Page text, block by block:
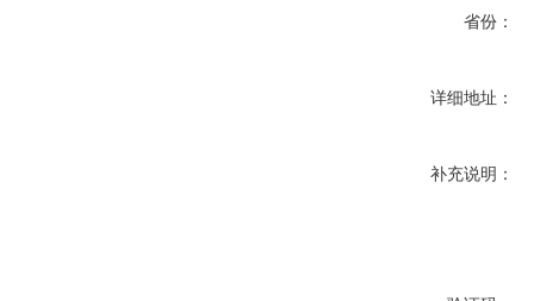
省份：
详细地址：
补充说明：